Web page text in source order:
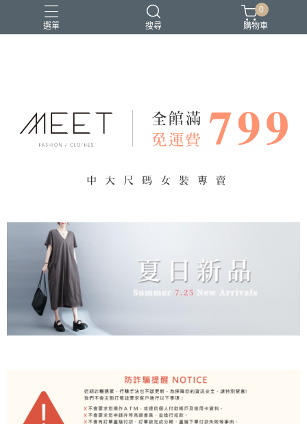
選單 搜尋
0
購物車